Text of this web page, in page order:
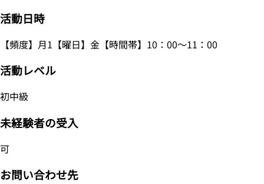
活動日時
【頻度】月1【曜日】金【時間帯】10：00～11：00
活動レベル
初中級
未経験者の受入
可
お問い合わせ先